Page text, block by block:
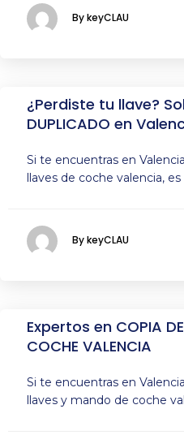
By keyCLAU
¿Perdiste tu llave?
DUPLICADO en
Si te encuentras en
llaves de coche valencia,
By keyCLAU
Expertos en COPIA
COCHE VALENCIA
Si te encuentras en
llaves y mando de coche